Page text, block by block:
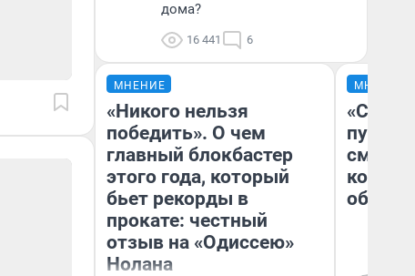
дома?
16 441 6
МНЕНИЕ
«Никого нельзя
победить». О чем
главный блокбастер
этого года, который
бьет рекорды в
прокате: честный
отзыв на «Одиссею»
Нолана
МНЕНИЕ